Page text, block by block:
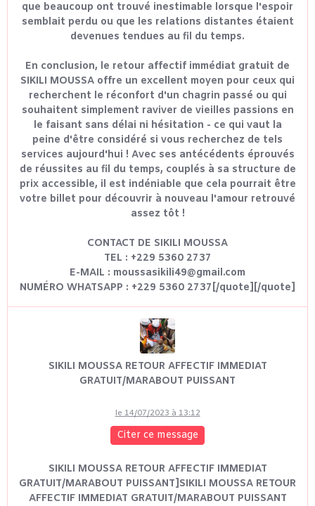
que beaucoup ont trouvé inestimable lorsque l'espoir
semblait perdu ou que les relations distantes étaient
devenues tendues au fil du temps.
En conclusion, le retour affectif immédiat gratuit de
SIKILI MOUSSA offre un excellent moyen pour ceux qui
recherchent le réconfort d'un chagrin passé ou qui
souhaitent simplement raviver de vieilles passions en
le faisant sans délai ni hésitation - ce qui vaut la
peine d'être considéré si vous recherchez de tels
services aujourd'hui ! Avec ses antécédents éprouvés
de réussites au fil du temps, couplés à sa structure de
prix accessible, il est indéniable que cela pourrait être
votre billet pour découvrir à nouveau l'amour retrouvé
assez tôt !
CONTACT DE SIKILI MOUSSA
TEL : +229 5360 2737
E-MAIL : moussasikili49@gmail.com
NUMÉRO WHATSAPP : +229 5360 2737[/quote][/quote]
SIKILI MOUSSA RETOUR AFFECTIF IMMEDIAT
GRATUIT/MARABOUT PUISSANT
le 14/07/2023 à 13:12
Citer ce message
SIKILI MOUSSA RETOUR AFFECTIF IMMEDIAT
GRATUIT/MARABOUT PUISSANT]SIKILI MOUSSA RETOUR
AFFECTIF IMMEDIAT GRATUIT/MARABOUT PUISSANT